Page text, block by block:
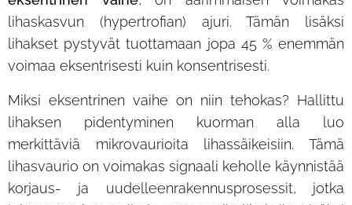
lihaskasvun (hypertrofian) ajuri. Tämän lisäksi
lihakset pystyvät tuottamaan jopa 45 % enemmän
voimaa eksentrisesti kuin konsentrisesti.
Miksi eksentrinen vaihe on niin tehokas? Hallittu
lihaksen pidentyminen kuorman alla luo
merkittäviä mikrovaurioita lihassäikeisiin. Tämä
lihasvaurio on voimakas signaali keholle käynnistää
korjaus- ja uudelleenrakennusprosessit, jotka